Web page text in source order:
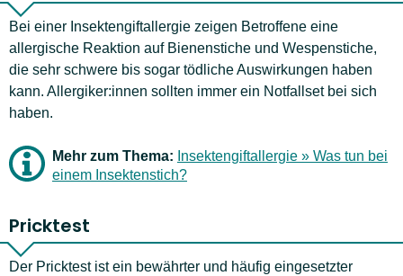
Bei einer Insektengiftallergie zeigen Betroffene eine
allergische Reaktion auf Bienenstiche und Wespenstiche,
die sehr schwere bis sogar tödliche Auswirkungen haben
kann. Allergiker:innen sollten immer ein Notfallset bei sich
haben.
Mehr zum Thema: Insektengiftallergie » Was tun bei
einem Insektenstich?
Pricktest
Der Pricktest ist ein bewährter und häufig eingesetzter